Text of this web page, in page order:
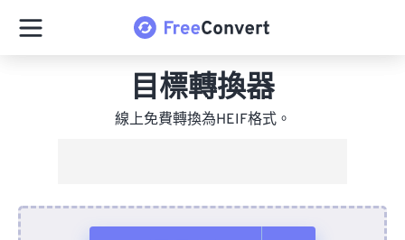
目標轉換器
線上免費轉換為HEIF格式。